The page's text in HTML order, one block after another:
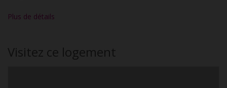
Plus de détails
Visitez ce logement